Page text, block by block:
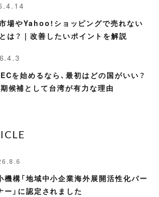
場やYahoo!ショッピングで売れない
は？｜改善したいポイントを解説
を始めるなら、最初はどの国がいい？
期候補として台湾が有力な理由
機構「地域中小企業海外展開活性化パー
ー」に認定されました